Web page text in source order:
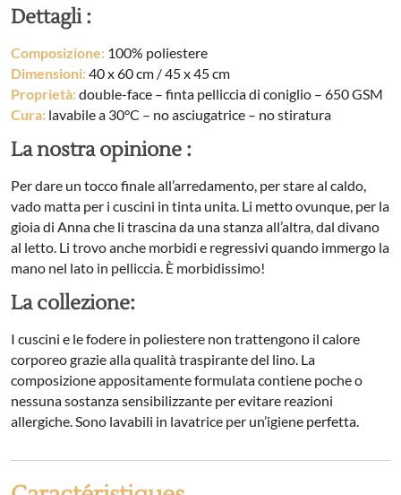
Dettagli :
Composizione: 100% poliestere
Dimensioni:40 x 60 cm / 45 x 45 cm
Proprietà:double-face – finta pelliccia di coniglio – 650 GSM
Cura: lavabile a 30°C – no asciugatrice – no stiratura
La nostra opinione :
Per dare un tocco finale all’arredamento, per stare al caldo,
vado matta per i cuscini in tinta unita. Li metto ovunque, per la
gioia di Anna che li trascina da una stanza all’altra, dal divano
al letto. Li trovo anche morbidi e regressivi quando immergo la
mano nel lato in pelliccia. È morbidissimo!
La collezione:
I cuscini e le fodere in poliestere non trattengono il calore
corporeo grazie alla qualità traspirante del lino. La
composizione appositamente formulata contiene poche o
nessuna sostanza sensibilizzante per evitare reazioni
allergiche. Sono lavabili in lavatrice per un’igiene perfetta.